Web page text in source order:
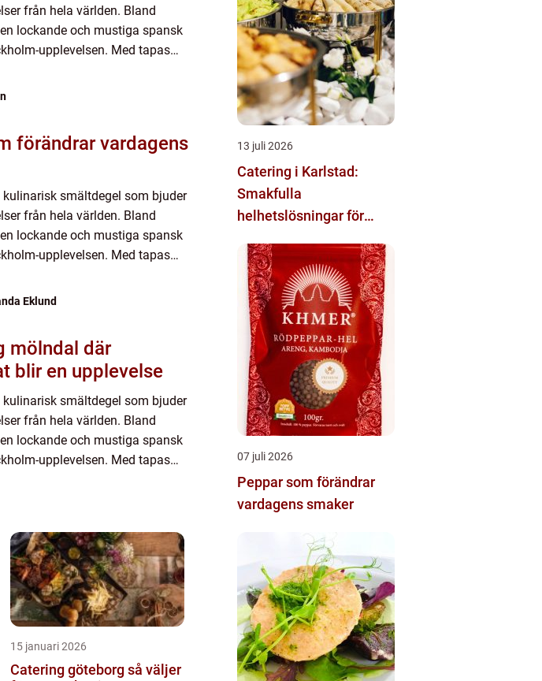
från hela världen. Bland
lockande och mustiga spansk
upplevelsen. Med tapas
förändrar vardagens
smältdegel som bjuder
från hela världen. Bland
lockande och mustiga spansk
upplevelsen. Med tapas
Eklund
där
blir en upplevelse
smältdegel som bjuder
från hela världen. Bland
lockande och mustiga spansk
upplevelsen. Med tapas
15 januari 2026
Catering göteborg så väljer
13 juli 2026
Catering i Karlstad:
Smakfulla
helhetslösningar för
07 juli 2026
Peppar som förändrar
vardagens smaker